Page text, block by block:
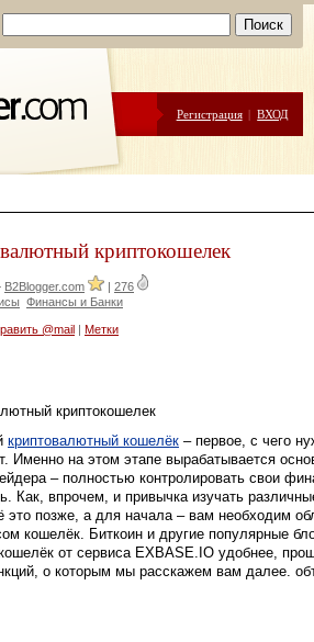
Регистрация | ВХОД
криптокошелек
B2Blogger.com | 276
Финансы и Банки
@mail Метки
криптовалютный кошелёк – первое, с чего
Именно на этом этапе вырабатывается
– полностью контролировать свои
Как, впрочем, и привычка изучать
это позже, а для начала – вам необходим
кошелёк. Биткоин и другие популярные
от сервиса EXBASE.IO удобнее,
о которым мы расскажем вам далее.